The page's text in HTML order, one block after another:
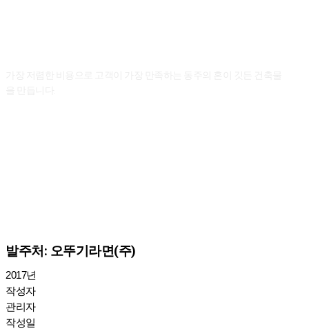
발주처: 오뚜기라면(주)
2017년
작성자
관리자
작성일